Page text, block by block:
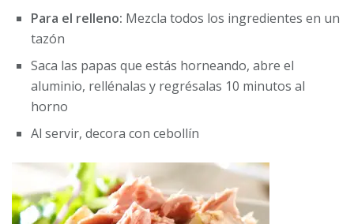
Para el relleno: Mezcla todos los ingredientes en un
tazón
Saca las papas que estás horneando, abre el
aluminio, rellénalas y regrésalas 10 minutos al
horno
Al servir, decora con cebollín